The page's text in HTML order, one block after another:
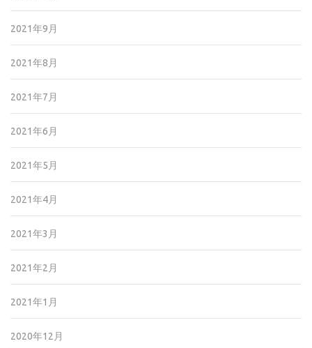
2021年9月
2021年8月
2021年7月
2021年6月
2021年5月
2021年4月
2021年3月
2021年2月
2021年1月
2020年12月